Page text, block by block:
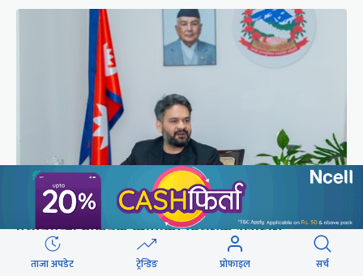
प्रधानमन्त्री बालेनले ल्याएको विधेयक संसदीय
समितिबाट जस्ताको तस्तै सदर
ताजा अपडेट ट्रेन्डिङ प्रोफाइल सर्च